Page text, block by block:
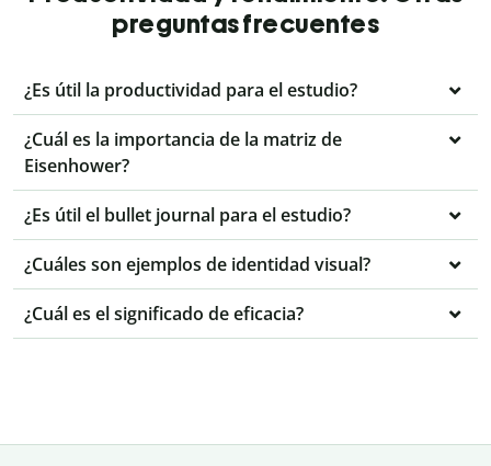
preguntas frecuentes
¿Es útil la productividad para el estudio?
¿Cuál es la importancia de la matriz de
Eisenhower?
¿Es útil el bullet journal para el estudio?
¿Cuáles son ejemplos de identidad visual?
¿Cuál es el significado de eficacia?